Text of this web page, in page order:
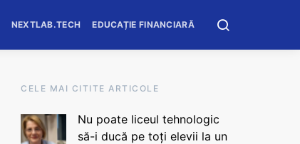
NEXTLAB.TECH EDUCAȚIE FINANCIARĂ
CELE MAI CITITE ARTICOLE
Nu poate liceul tehnologic
să-i ducă pe toți elevii la un